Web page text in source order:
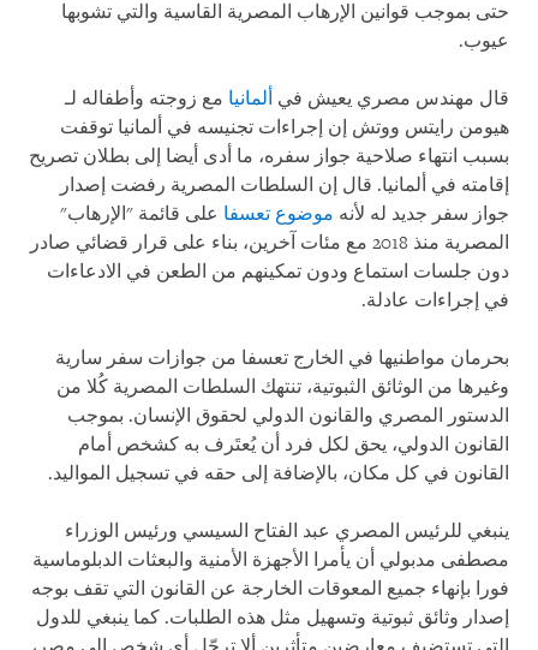
حتى بموجب قوانين الإرهاب المصرية القاسية والتي تشوبها
عيوب.
قال مهندس مصري يعيش في ألمانيا مع زوجته وأطفاله لـ
هيومن رايتس ووتش إن إجراءات تجنيسه في ألمانيا توقفت
بسبب انتهاء صلاحية جواز سفره، ما أدى أيضا إلى بطلان تصريح
إقامته في ألمانيا. قال إن السلطات المصرية رفضت إصدار
جواز سفر جديد له لأنه موضوع تعسفا على قائمة "الإرهاب"
المصرية منذ 2018 مع مئات آخرين، بناء على قرار قضائي صادر
دون جلسات استماع ودون تمكينهم من الطعن في الادعاءات
في إجراءات عادلة.
بحرمان مواطنيها في الخارج تعسفا من جوازات سفر سارية
وغيرها من الوثائق الثبوتية، تنتهك السلطات المصرية كُلا من
الدستور المصري والقانون الدولي لحقوق الإنسان. بموجب
القانون الدولي، يحق لكل فرد أن يُعتَرف به كشخص أمام
القانون في كل مكان، بالإضافة إلى حقه في تسجيل المواليد.
ينبغي للرئيس المصري عبد الفتاح السيسي ورئيس الوزراء
مصطفى مدبولي أن يأمرا الأجهزة الأمنية والبعثات الدبلوماسية
فورا بإنهاء جميع المعوقات الخارجة عن القانون التي تقف بوجه
إصدار وثائق ثبوتية وتسهيل مثل هذه الطلبات. كما ينبغي للدول